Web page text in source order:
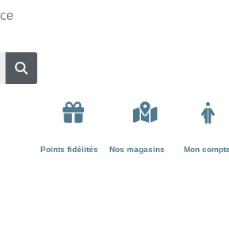
Points fidélités Nos magasins Mon